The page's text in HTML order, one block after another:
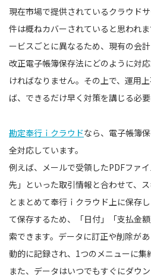
現在市場で提供されているクラウド
件は概ねカバーされていると思われ
ービスごとに異なるため、現有の会
改正電子帳簿保存法にどのように対
ければなりません。その上で、運用
ば、できるだけ早く対策を講じる必要
勘定奉行ｉクラウドなら、電子帳簿
全対応しています。
例えば、メールで受領したPDFファ
先」といった取引情報と合わせて、
とまとめて奉行ｉクラウド上に保存
て保存するため、「日付」「支払金
索できます。データに訂正や削除が
動的に記録され、1つのメニューに集
また、データはいつでもすぐにダウ